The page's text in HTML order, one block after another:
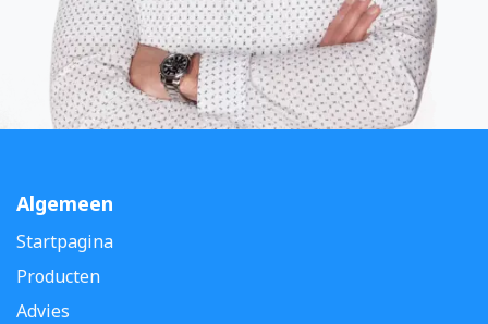
Algemeen
Startpagina
Producten
Advies